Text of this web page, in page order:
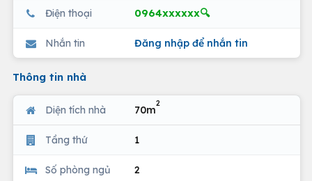
Điện thoại 0964xxxxxx🔍
Nhắn tin Đăng nhập để nhắn tin
Thông tin nhà
Diện tích nhà 70m
2
Tầng thứ 1
Số phòng ngủ 2